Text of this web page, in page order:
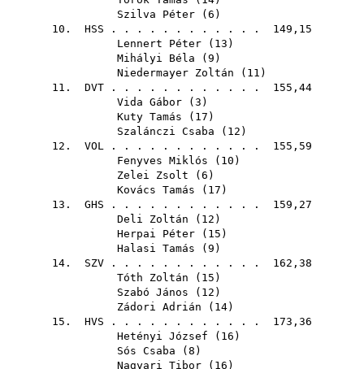
Szilva Péter ( 6 )
10. HSS . . . . . . . . . . . . 149,15
Lennert Péter ( 13 )
Mihályi Béla ( 9 )
Niedermayer Zoltán ( 11 )
11. DVT . . . . . . . . . . . . 155,44
Vida Gábor ( 3 )
Kuty Tamás ( 17 )
Szalánczi Csaba ( 12 )
12. VOL . . . . . . . . . . . . 155,59
Fenyves Miklós ( 10 )
Zelei Zsolt ( 6 )
Kovács Tamás ( 17 )
13. GHS . . . . . . . . . . . . 159,27
Deli Zoltán ( 12 )
Herpai Péter ( 15 )
Halasi Tamás ( 9 )
14. SZV . . . . . . . . . . . . 162,38
Tóth Zoltán ( 15 )
Szabó János ( 12 )
Zádori Adrián ( 14)
15. HVS . . . . . . . . . . . . 173,36
Hetényi József ( 16 )
Sós Csaba ( 8 )
Nagyari Tibor ( 16 )